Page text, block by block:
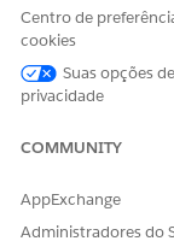
Empréstimo
também
uso de dados,
Mapear fins de
Crie uma
solicitação de
de decisão
Centro de
cookies
Suas opções de
privacidade
COMMUNITY
AppExchange
Administradores do